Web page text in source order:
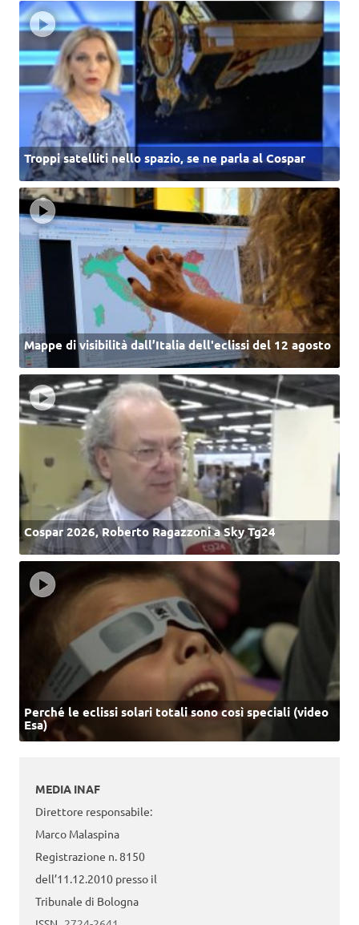
Troppi satelliti nello spazio, se ne parla al Cospar
Mappe di visibilità dall’Italia dell'eclissi del 12 agosto
Cospar 2026, Roberto Ragazzoni a Sky Tg24
Perché le eclissi solari totali sono così speciali (video
Esa)
MEDIA INAF
Direttore responsabile:
Marco Malaspina
Registrazione n. 8150
dell’11.12.2010 presso il
Tribunale di Bologna